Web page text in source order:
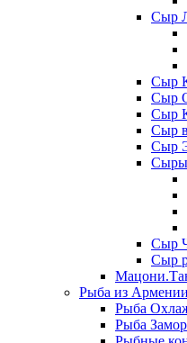
Сыр
Сыр
Сыр
Сыр
Сыр
Сыр
Сыры
Сыр
Сыр
Рыба из Армении
Рыба
Рыба